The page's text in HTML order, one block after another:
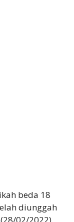
beda 18
diunggah